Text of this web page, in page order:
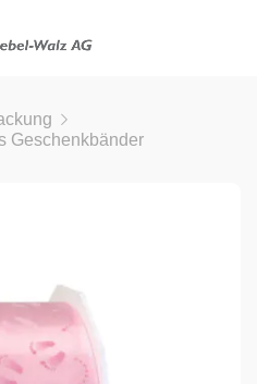
Geschenkbänder